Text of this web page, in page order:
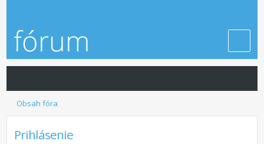
Obsah fóra
Prihlásenie